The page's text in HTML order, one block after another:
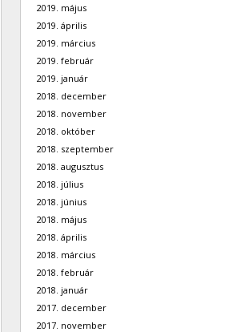
2019. május
2019. április
2019. március
2019. február
2019. január
2018. december
2018. november
2018. október
2018. szeptember
2018. augusztus
2018. július
2018. június
2018. május
2018. április
2018. március
2018. február
2018. január
2017. december
2017. november